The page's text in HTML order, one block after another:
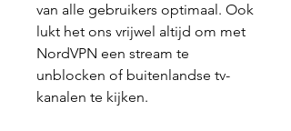
van alle gebruikers optimaal. Ook
lukt het ons vrijwel altijd om met
NordVPN een stream te
unblocken of buitenlandse tv-
kanalen te kijken.